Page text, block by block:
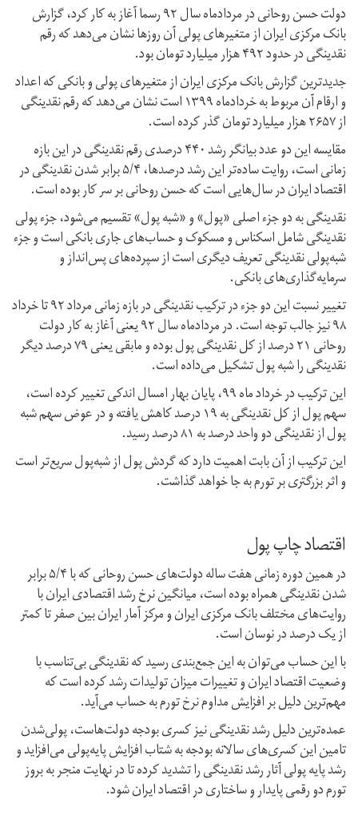
دولت حسن روحانی در مردادماه سال ۹۲ رسما آغاز به کار کرد، گزارش
بانک مرکزی ایران از متغیرهای پولی آن روزها نشان می‌دهد که رقم
نقدینگی در حدود ۴۹۲ هزار میلیارد تومان بود.
جدیدترین گزارش بانک مرکزی ایران از متغیرهای پولی و بانکی که اعداد
و ارقام آن مربوط به خردادماه ۱۳۹۹ است نشان می‌دهد که رقم نقدینگی
از ۲۶۵۷ هزار میلیارد تومان گذر کرده است.
مقایسه این دو عدد بیانگر رشد ۴۴۰ درصدی رقم نقدینگی در این بازه
زمانی است، روایت ساده‌تر این رشد درصدها، ۵/۴ برابر شدن نقدینگی در
اقتصاد ایران در سال‌هایی است که حسن روحانی بر سر کار بوده است.
نقدینگی به دو جزء اصلی «پول» و «شبه پول» تقسیم می‌شود، جزء پولی
نقدینگی شامل اسکناس و مسکوک و حساب‌های جاری بانکی است و جزء
شبه‌پولی نقدینگی تعریف دیگری است از‌ سپرده‌های پس‌انداز و
سرمایه‌گذاری‌های بانکی.
تغییر نسبت این دو جزء در ترکیب نقدینگی در بازه زمانی مرداد ۹۲ تا خرداد
۹۸ نیز جالب توجه است. در مردادماه سال ۹۲ یعنی آغاز به کار دولت
روحانی ۲۱ درصد از کل نقدینگی پول بوده و مابقی یعنی ۷۹ درصد دیگر
نقدینگی را شبه پول تشکیل می‌داده‌ است.
این ترکیب در خرداد ماه ۹۹، پایان بهار امسال اندکی تغییر کرده است،
سهم پول از کل نقدینگی به ۱۹ درصد کاهش یافته و در عوض سهم شبه
پول از نقدینگی دو واحد درصد به ۸۱ درصد رسید.
این ترکیب از آن بابت اهمیت دارد که گردش پول از شبه‌پول سریع‌تر است
و اثر بزرگتری بر تورم به جا خواهد گذاشت.
اقتصاد چاپ پول
در همین دوره زمانی هفت ساله دولت‌های حسن روحانی که با ۵/۴ برابر
شدن نقدینگی همراه بوده است، میانگین نرخ رشد اقتصادی ایران با
روایت‌های مختلف بانک مرکزی ایران و مرکز آمار ایران بین صفر تا کمتر
از یک درصد در نوسان است.
با این حساب می‌توان به این جمع‌بندی رسید که نقدینگی بی‌تناسب با
وضعیت اقتصاد ایران و تغییرات میزان تولیدات رشد کرده است که
مهم‌ترین دلیل بر افزایش مداوم نرخ تورم به حساب می‌آید.
عمده‌ترین دلیل رشد نقدینگی نیز کسری بودجه دولت‌هاست، پولی‌شدن
تامین این کسری‌های سالانه بودجه به شتاب افزایش پایه‌پولی می‌افزاید و
رشد پایه پولی آثار رشد نقدینگی را تشدید کرده تا در نهایت منجر به بروز
تورم دو رقمی پایدار و ساختاری در اقتصاد ایران شود.